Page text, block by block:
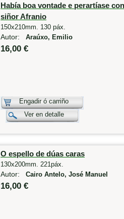
Había boa vontade e perartíase con
siñor Afranio
150x210mm. 130 páx.
Autor: Araúxo, Emilio
16,00 €
Engadir ó carriño
Ver en detalle
O espello de dúas caras
130x200mm. 221páx.
Autor: Cairo Antelo, José Manuel
16,00 €